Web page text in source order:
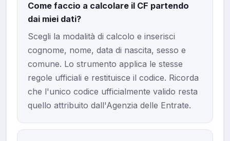
Come faccio a calcolare il CF partendo
dai miei dati?
Scegli la modalità di calcolo e inserisci
cognome, nome, data di nascita, sesso e
comune. Lo strumento applica le stesse
regole ufficiali e restituisce il codice. Ricorda
che l'unico codice ufficialmente valido resta
quello attribuito dall'Agenzia delle Entrate.